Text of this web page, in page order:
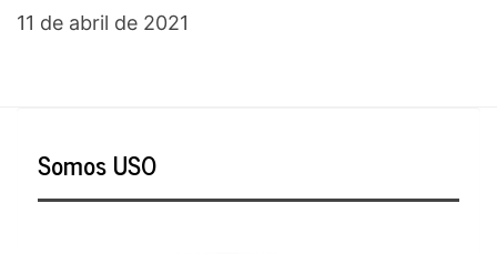
11 de abril de 2021
Somos USO